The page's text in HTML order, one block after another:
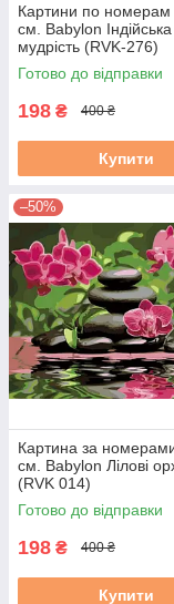
Картини по номерам
см. Babylon Індійська
мудрість (RVK-276)
Готово до відправки
198 ₴ 400 ₴
Купити
–50%
Картина за
см. Babylon Лілові
(RVK 014)
Готово до відправки
198 ₴ 400 ₴
Купити